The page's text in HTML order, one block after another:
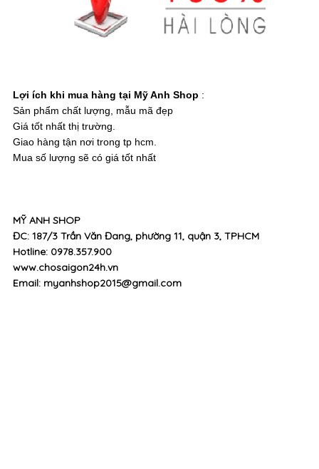
Lợi ích khi mua hàng tại Mỹ Anh Shop :
Sản phẩm chất lượng, mẫu mã đẹp
Giá tốt nhất thị trường.
Giao hàng tận nơi trong tp hcm.
Mua số lượng sẽ có giá tốt nhất
MỸ ANH SHOP
ĐC: 187/3 Trần Văn Đang, phường 11, quận 3, TPHCM
Hotline: 0978.357.900
www.chosaigon24h.vn
Email: myanhshop2015@gmail.com